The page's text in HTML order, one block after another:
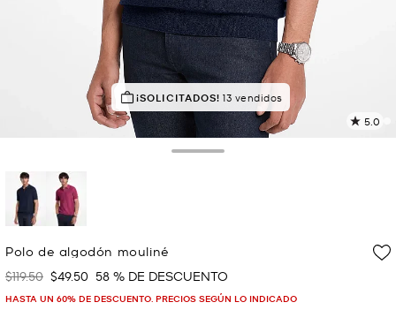
¡SOLICITADOS! 13 vendidos
¡APROVECHA!en 22 cestas
5.0
Polo de algodón mouliné
Era
$119.50 Ahora
$49.50 58 % DE DESCUENTO
HASTA UN 60% DE DESCUENTO. PRECIOS SEGÚN LO INDICADO